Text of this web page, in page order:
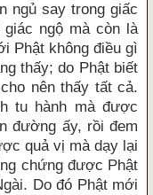
ngủ say trong giấc
ngộ mà còn là
Phật không điều gì
thấy; do Phật biết
nên thấy tất cả.
tu hành mà được
đường ấy, rồi đem
quả vị mà dạy lại
chứng được Phật
Do đó Phật mới